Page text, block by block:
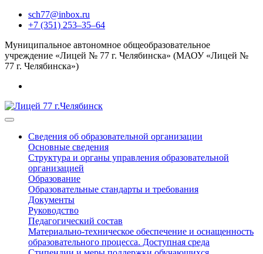
sch77@inbox.ru
+7 (351) 253‒35‒64
Муниципальное автономное общеобразовательное
учреждение «Лицей № 77 г. Челябинска» (МАОУ «Лицей №
77 г. Челябинска»)
Сведения об образовательной организации
Основные сведения
Структура и органы управления образовательной
организацией
Образование
Образовательные стандарты и требования
Документы
Руководство
Педагогический состав
Материально-техническое обеспечение и оснащенность
образовательного процесса. Доступная среда